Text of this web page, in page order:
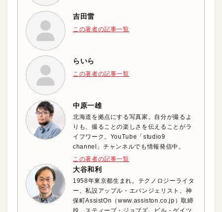
吉田雷
この著者の記事一覧
らいら
この著者の記事一覧
中原一雄
北海道を拠点にする写真家。自分が撮るよ
りも、撮ることの楽しさを伝えることがラ
イフワーク。YouTube「studio9
channel」チャンネルでも情報発信中。
この著者の記事一覧
大谷和利
1958年東京都生まれ。テクノロジーライタ
ー、私設アップル・エバンジェリスト、神
保町AssistOn（www.assiston.co.jp）取締
役。スティーブ・ジョブズ、ビル・ゲイツ